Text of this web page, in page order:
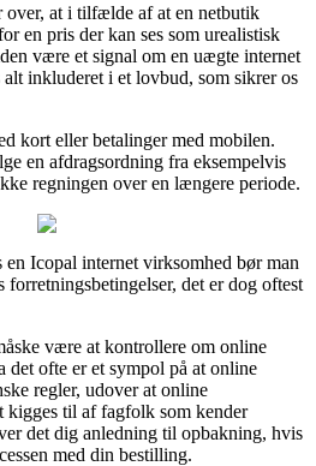
at i tilfælde af at en netbutik
en pris der kan ses som urealistisk
være et signal om en uægte internet
inkluderet i et lovbud, som sikrer os
kort eller betalinger med mobilen.
en afdragsordning fra eksempelvis
regningen over en længere periode.
Icopal internet virksomhed bør man
det er dog oftest
være at kontrollere om online
det ofte er et sympol på at online
regler, udover at online
kigges til af fagfolk som kender
det dig anledning til opbakning, hvis
med din bestilling.